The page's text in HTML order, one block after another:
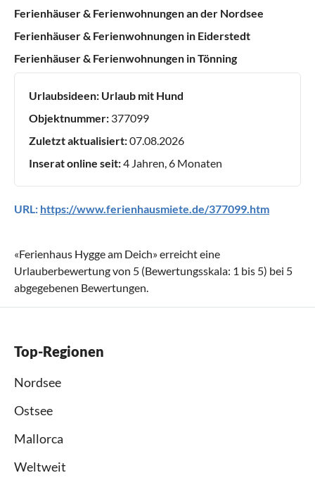
Ferienhäuser & Ferienwohnungen an der Nordsee
Ferienhäuser & Ferienwohnungen in Eiderstedt
Ferienhäuser & Ferienwohnungen in Tönning
Urlaubsideen: Urlaub mit Hund
Objektnummer: 377099
Zuletzt aktualisiert:07.08.2026
Inserat online seit:4 Jahren, 6 Monaten
URL: https://www.ferienhausmiete.de/377099.htm
«Ferienhaus Hygge am Deich» erreicht eine
Urlauberbewertung von 5 (Bewertungsskala: 1 bis 5) bei 5
abgegebenen Bewertungen.
Top-Regionen
Nordsee
Ostsee
Mallorca
Weltweit